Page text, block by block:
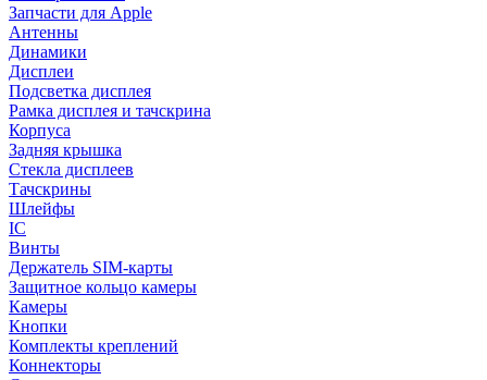
Запчасти для Apple
Антенны
Динамики
Дисплеи
Подсветка дисплея
Рамка дисплея и тачскрина
Корпуса
Задняя крышка
Стекла дисплеев
Тачскрины
Шлейфы
IC
Винты
Держатель SIM-карты
Защитное кольцо камеры
Камеры
Кнопки
Комплекты креплений
Коннекторы